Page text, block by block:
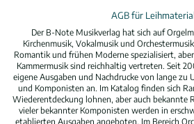
AGB für
Der B-Note Musikverlag hat sich auf
Kirchenmusik, Vokalmusik und
Romantik und frühen Moderne spezialisiert,
Kammermusik sind reichhaltig vertreten. Seit
eigene Ausgaben und Nachdrucke von lange zu
und Komponisten an. Im Katalog finden sich
Wiederentdeckung lohnen, aber auch bekannte
vieler bekannter Komponisten werden in
etablierten Ausgaben angeboten. Im Bereich